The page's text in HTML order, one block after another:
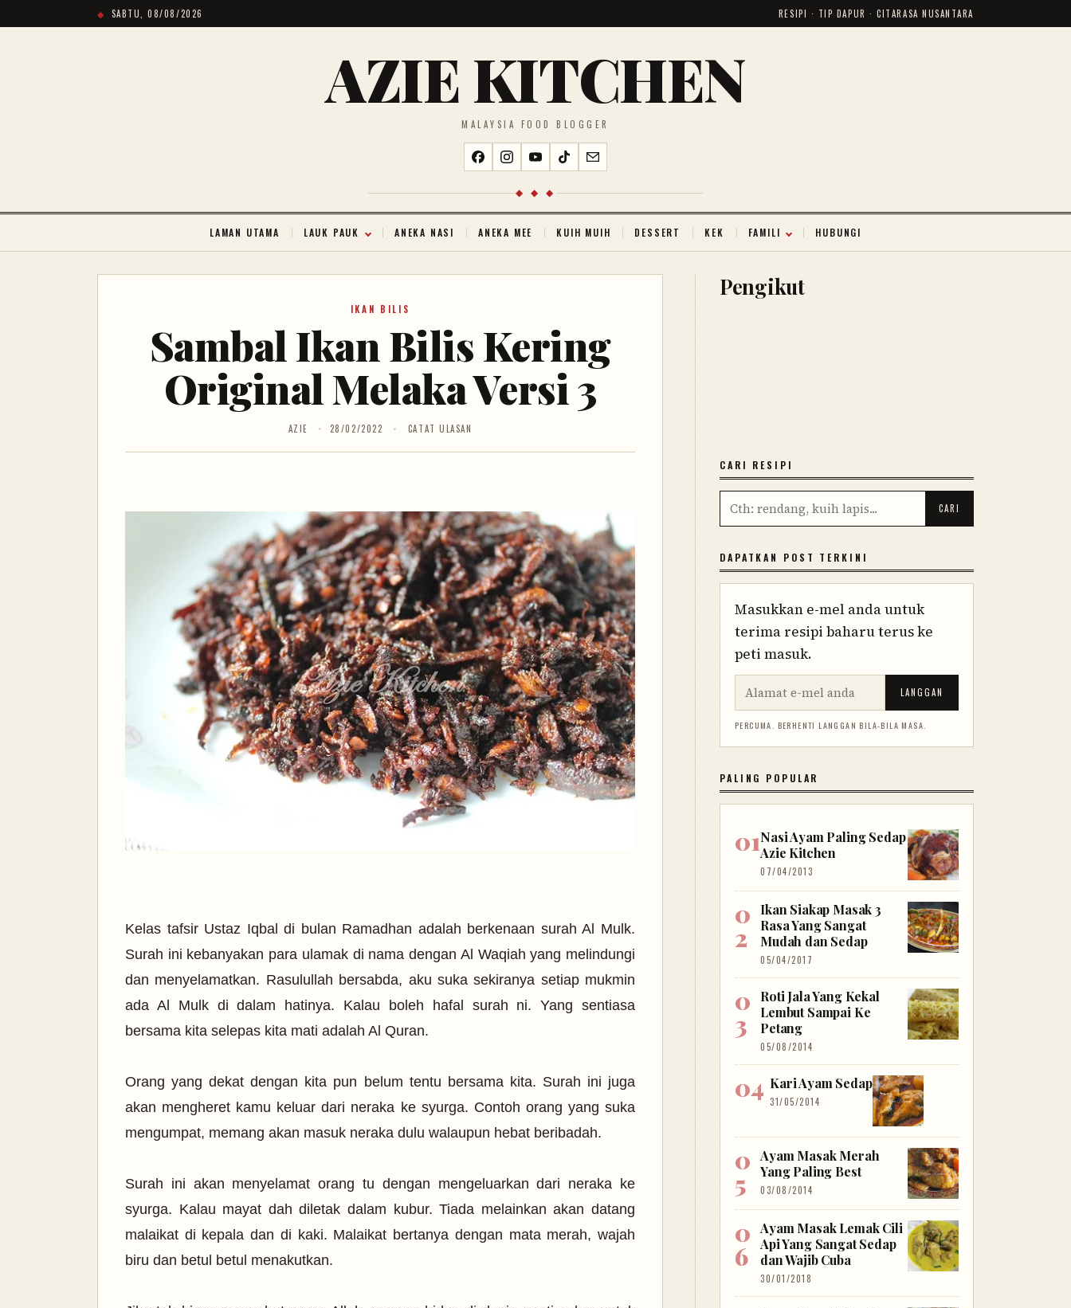
SABTU, 08/08/2026 RESIPI · TIP DAPUR · CITARASA NUSANTARA
AZIE KITCHEN
MALAYSIA FOOD BLOGGER
◆ ◆ ◆
LAMAN UTAMA LAUK PAUK ANEKA NASI ANEKA MEE KUIH MUIH DESSERT KEK FAMILI HUBUNGI
IKAN BILIS
Sambal Ikan Bilis Kering
Original Melaka Versi 3
AZIE 28/02/2022 CATAT ULASAN
Kelas tafsir Ustaz Iqbal di bulan Ramadhan adalah berkenaan surah Al Mulk.
Surah ini kebanyakan para ulamak di nama dengan Al Waqiah yang melindungi
dan menyelamatkan. Rasulullah bersabda, aku suka sekiranya setiap mukmin
ada Al Mulk di dalam hatinya. Kalau boleh hafal surah ni. Yang sentiasa
bersama kita selepas kita mati adalah Al Quran.
Orang yang dekat dengan kita pun belum tentu bersama kita. Surah ini juga
akan mengheret kamu keluar dari neraka ke syurga. Contoh orang yang suka
mengumpat, memang akan masuk neraka dulu walaupun hebat beribadah.
Surah ini akan menyelamat orang tu dengan mengeluarkan dari neraka ke
syurga. Kalau mayat dah diletak dalam kubur. Tiada melainkan akan datang
malaikat di kepala dan di kaki. Malaikat bertanya dengan mata merah, wajah
biru dan betul betul menakutkan.
Pengikut
CARI RESIPI
DAPATKAN POST TERKINI
Masukkan e-mel anda untuk
terima resipi baharu terus ke
peti masuk.
LANGGAN
PERCUMA. BERHENTI LANGGAN BILA-BILA MASA.
PALING POPULAR
Nasi Ayam Paling Sedap
Azie Kitchen
07/04/2013
Ikan Siakap Masak 3
Rasa Yang Sangat
Mudah dan Sedap
05/04/2017
Roti Jala Yang Kekal
Lembut Sampai Ke
Petang
05/08/2014
Kari Ayam Sedap
31/05/2014
Ayam Masak Merah
Yang Paling Best
03/08/2014
Ayam Masak Lemak Cili
Api Yang Sangat Sedap
dan Wajib Cuba
30/01/2018